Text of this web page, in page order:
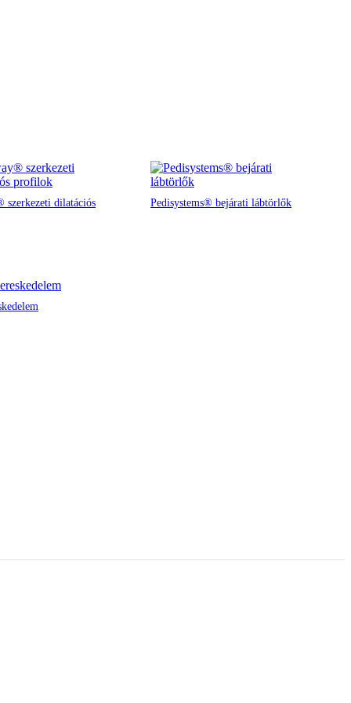
szerkezeti dilatációs
Pedisystems® bejárati lábtörlők